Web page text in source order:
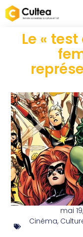
Le «
mai
Cinéma,